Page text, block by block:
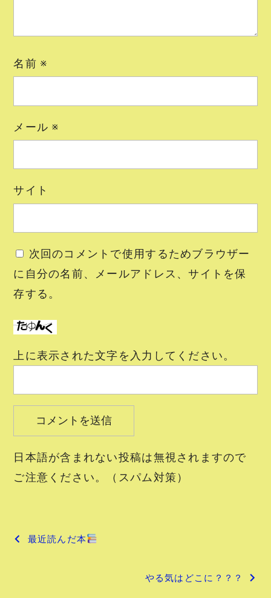
名前 ※
メール ※
サイト
次回のコメントで使用するためブラウザー
に自分の名前、メールアドレス、サイトを保
存する。
上に表示された文字を入力してください。
日本語が含まれない投稿は無視されますので
ご注意ください。（スパム対策）
投
最近読んだ本
やる気はどこに？？？